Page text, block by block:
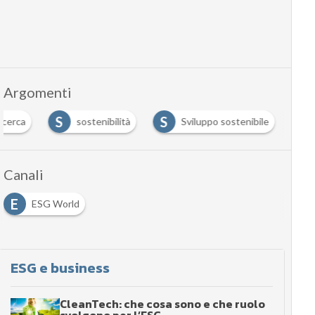
Argomenti
S sostenibilità S Sviluppo sostenibile
Canali
E
ESG World
ESG e business
CleanTech: che cosa sono e che ruolo